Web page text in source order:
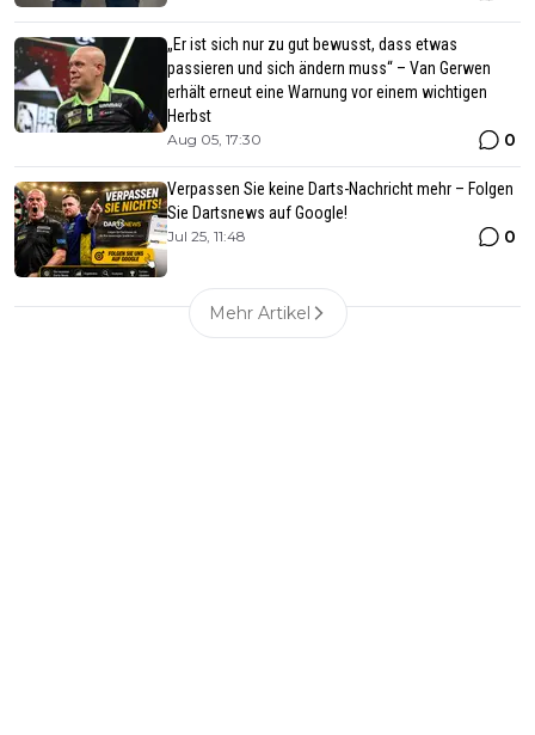
„Er ist sich nur zu gut bewusst, dass etwas
passieren und sich ändern muss“ – Van Gerwen
erhält erneut eine Warnung vor einem wichtigen
Herbst
Aug 05, 17:30 0
Verpassen Sie keine Darts-Nachricht mehr – Folgen
Sie Dartsnews auf Google!
Jul 25, 11:48 0
Mehr Artikel